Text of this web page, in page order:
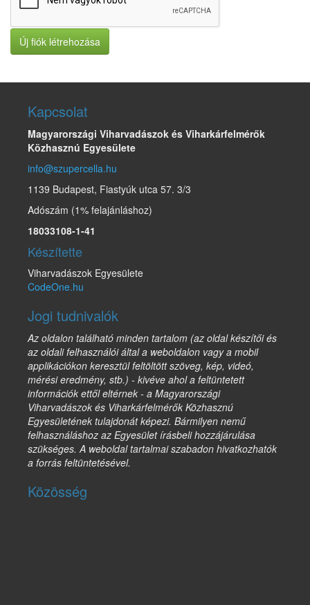
Új fiók létrehozása
Kapcsolat
Magyarországi Viharvadászok és Viharkárfelmérők
Közhasznú Egyesülete
info@szupercella.hu
1139 Budapest, Fiastyúk utca 57. 3/3
Adószám (1% felajánláshoz)
18033108-1-41
Készítette
Viharvadászok Egyesülete
CodeOne.hu
Jogi tudnivalók
Az oldalon található minden tartalom (az oldal készítői és
az oldali felhasználói által a weboldalon vagy a mobil
applikációkon keresztül feltöltött szöveg, kép, videó,
mérési eredmény, stb.) - kivéve ahol a feltüntetett
információk ettől eltérnek - a Magyarországi
Viharvadászok és Viharkárfelmérők Közhasznú
Egyesületének tulajdonát képezi. Bármilyen nemű
felhasználáshoz az Egyesület írásbeli hozzájárulása
szükséges. A weboldal tartalmai szabadon hivatkozhatók
a forrás feltüntetésével.
Közösség